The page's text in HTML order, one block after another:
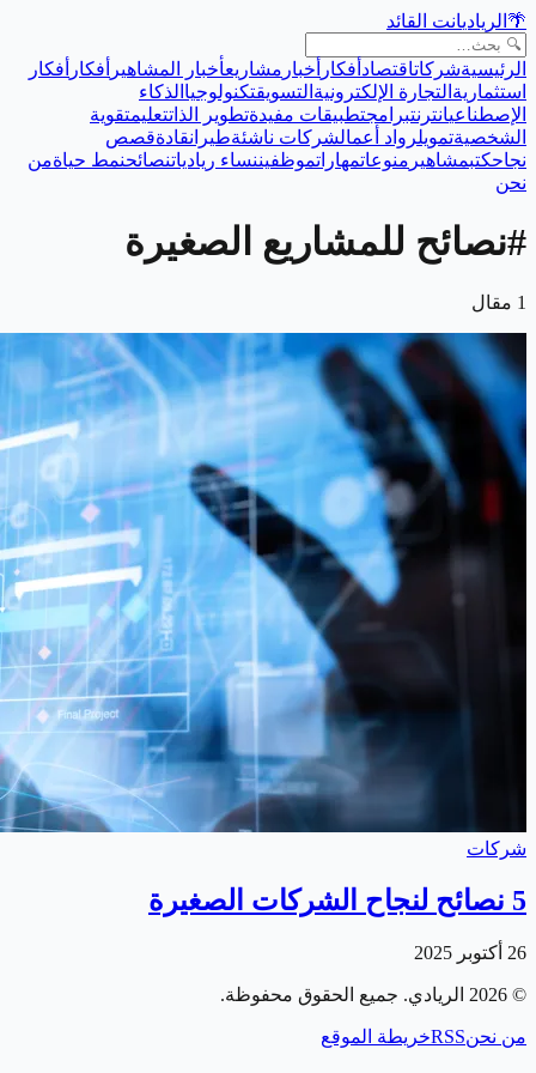
🌴 الرياديانت القائد
الرئيسيةشركاتاقتصاد أفكار أخبار مشاريعأخبار المشاهير أفكار أفكار
استثمارية التجارة الإلكترونية التسويقتكنولوجيا الذكاء
الإصطناعيانترنتبرامجتطبيقات مفيدةتطوير الذاتتعليمتقوية
الشخصيةتمويلرواد أعمالشركات ناشئةطيرانقادةقصص
نجاحكتبمشاهير منوعاتمهاراتموظفيننساء ريادياتنصائحنمط حياةمن
نحن
#نصائح للمشاريع الصغيرة
1 مقال
شركات
5 نصائح لنجاح الشركات الصغيرة
26 أكتوبر 2025
©
2026 الريادي. جميع الحقوق محفوظة.
من نحنRSSخريطة الموقع